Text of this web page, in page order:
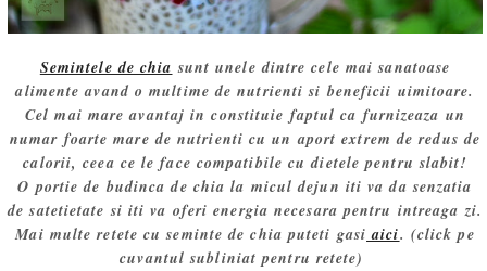
Semintele de chia sunt unele dintre cele mai sanatoase
alimente avand o multime de nutrienti si beneficii uimitoare.
Cel mai mare avantaj in constituie faptul ca furnizeaza un
numar foarte mare de nutrienti cu un aport extrem de redus de
calorii, ceea ce le face compatibile cu dietele pentru slabit!
O portie de budinca de chia la micul dejun iti va da senzatia
de satetietate si iti va oferi energia necesara pentru intreaga zi.
Mai multe retete cu seminte de chia puteti gasi aici. (click pe
cuvantul subliniat pentru retete)